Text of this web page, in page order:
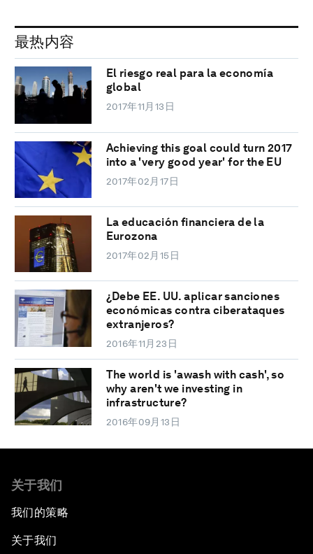
最热内容
El riesgo real para la economía
global
2017年11月13日
Achieving this goal could turn 2017
into a 'very good year' for the EU
2017年02月17日
La educación financiera de la
Eurozona
2017年02月15日
¿Debe EE. UU. aplicar sanciones
económicas contra ciberataques
extranjeros?
2016年11月23日
The world is 'awash with cash', so
why aren't we investing in
infrastructure?
2016年09月13日
关于我们
我们的策略
关于我们